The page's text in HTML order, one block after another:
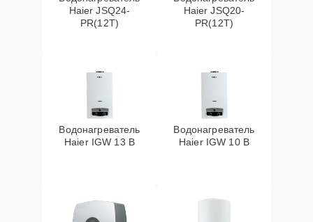
Haier JSQ24-
PR(12T)
Haier JSQ20-
PR(12T)
Водонагреватель
Haier IGW 13 B
Водонагреватель
Haier IGW 10 B